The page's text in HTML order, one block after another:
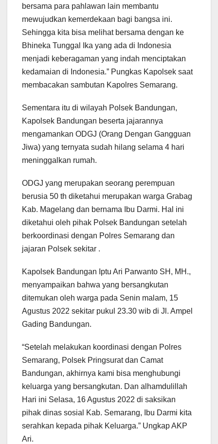
bersama para pahlawan lain membantu
mewujudkan kemerdekaan bagi bangsa ini.
Sehingga kita bisa melihat bersama dengan ke
Bhineka Tunggal Ika yang ada di Indonesia
menjadi keberagaman yang indah menciptakan
kedamaian di Indonesia.” Pungkas Kapolsek saat
membacakan sambutan Kapolres Semarang.
Sementara itu di wilayah Polsek Bandungan,
Kapolsek Bandungan beserta jajarannya
mengamankan ODGJ (Orang Dengan Gangguan
Jiwa) yang ternyata sudah hilang selama 4 hari
meninggalkan rumah.
ODGJ yang merupakan seorang perempuan
berusia 50 th diketahui merupakan warga Grabag
Kab. Magelang dan bernama Ibu Darmi. Hal ini
diketahui oleh pihak Polsek Bandungan setelah
berkoordinasi dengan Polres Semarang dan
jajaran Polsek sekitar .
Kapolsek Bandungan Iptu Ari Parwanto SH, MH.,
menyampaikan bahwa yang bersangkutan
ditemukan oleh warga pada Senin malam, 15
Agustus 2022 sekitar pukul 23.30 wib di Jl. Ampel
Gading Bandungan.
“Setelah melakukan koordinasi dengan Polres
Semarang, Polsek Pringsurat dan Camat
Bandungan, akhirnya kami bisa menghubungi
keluarga yang bersangkutan. Dan alhamdulillah
Hari ini Selasa, 16 Agustus 2022 di saksikan
pihak dinas sosial Kab. Semarang, Ibu Darmi kita
serahkan kepada pihak Keluarga.” Ungkap AKP
Ari.